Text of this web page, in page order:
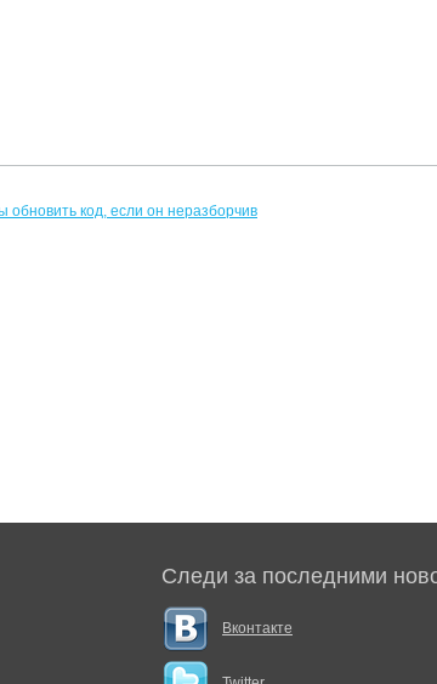
Следи за последними
Вконтакте